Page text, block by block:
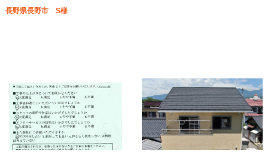
長野県長野市 S様